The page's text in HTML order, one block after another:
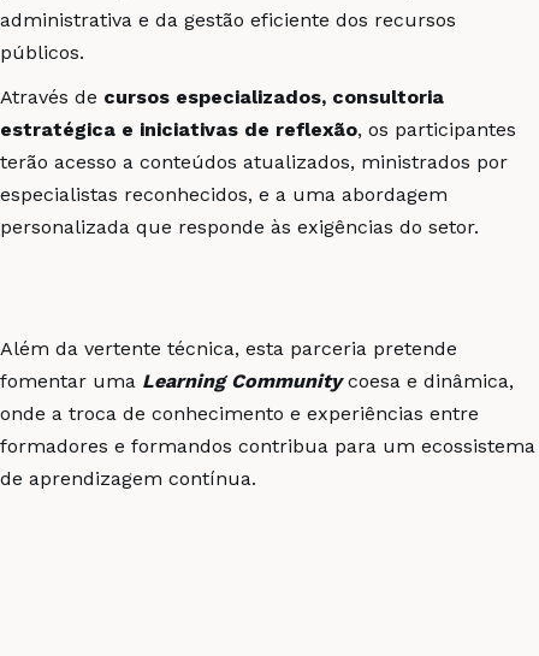
administrativa e da gestão eficiente dos recursos
públicos.
Através de cursos especializados, consultoria
estratégica e iniciativas de reflexão, os participantes
terão acesso a conteúdos atualizados, ministrados por
especialistas reconhecidos, e a uma abordagem
personalizada que responde às exigências do setor.
Além da vertente técnica, esta parceria pretende
fomentar uma LearningCommunitycoesa e dinâmica,
onde a troca de conhecimento e experiências entre
formadores e formandos contribua para um ecossistema
de aprendizagem contínua.